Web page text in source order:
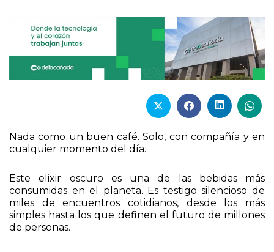
Nada como un buen café. Solo, con compañía y en
Este elixir oscuro es una de las bebidas más
consumidas en el planeta. Es testigo silencioso de
miles de encuentros cotidianos, desde los más
simples hasta los que definen el futuro de millones